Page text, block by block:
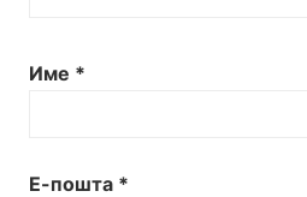
Име *
Е-пошта *